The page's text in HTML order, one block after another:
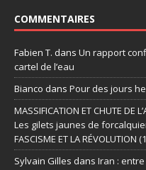
COMMENTAIRES
Fabien T. dans Un rapport
cartel de l’eau
Bianco dans Pour des jours
MASSIFICATION ET CHUTE DE
Les gilets jaunes de
FASCISME ET LA RÉVOLUTION
Sylvain Gilles dans Iran :